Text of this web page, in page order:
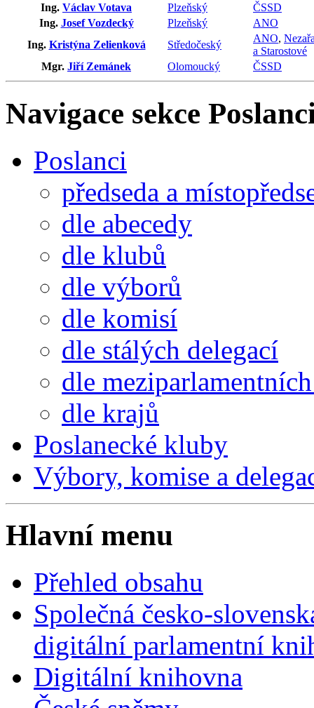
Ing. Václav Votava Plzeňský
ČSSD
Ing. Josef Vozdecký Plzeňský
ANO
Ing. Kristýna Zelienková Středočeský
ANO,
a Starostové
Mgr. Jiří Zemánek Olomoucký ČSSD
Navigace sekce
Poslanci
předseda a
dle abecedy
dle klubů
dle výborů
dle komisí
dle stálých delegací
dle
dle krajů
Poslanecké kluby
Výbory, komise a
Hlavní menu
Přehled obsahu
Společná česko-
digitální parlamentní
Digitální knihovna